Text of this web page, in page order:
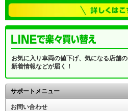
お気に入り車両の値下げ、気になる店舗の
新着情報などが届く！
サポートメニュー
お問い合わせ